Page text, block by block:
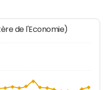
de l'Economie)